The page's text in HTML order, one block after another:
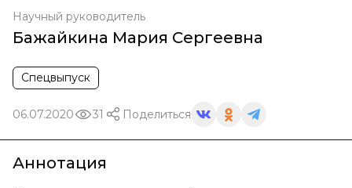
Научный руководитель
Бажайкина Мария Сергеевна
Спецвыпуск
06.07.2020 31 Поделиться
Аннотация